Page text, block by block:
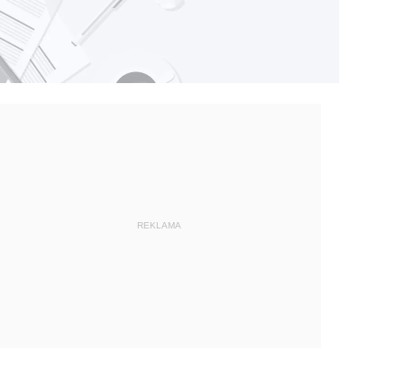
REKLAMA